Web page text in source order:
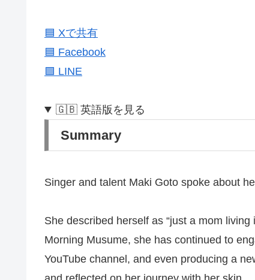
🟦 Xで共有
🟦 Facebook
🟩 LINE
🇬🇧 英語版を見る
Summary
Singer and talent Maki Goto spoke about
She described herself as “just a mom
Morning Musume, she has continued to
YouTube channel, and even producing a